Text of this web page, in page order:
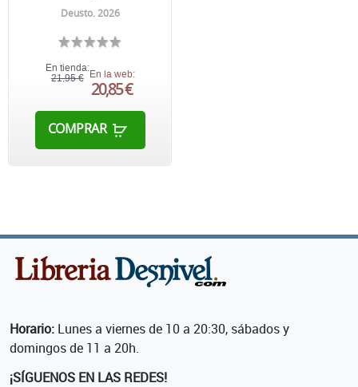
Deusto. 2026
En tienda:
21,95 € En la web:
20,85 €
COMPRAR
Horario: Lunes a viernes de 10 a 20:30, sábados y
domingos de 11 a 20h.
¡SÍGUENOS EN LAS REDES!